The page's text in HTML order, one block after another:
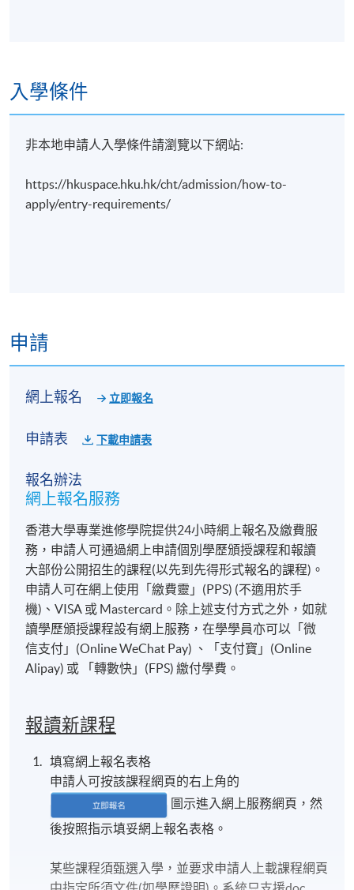
入學條件
非本地申請人入學條件請瀏覽以下網站:
https://hkuspace.hku.hk/cht/admission/how-to-
apply/entry-requirements/
申請
網上報名 立即報名
申請表 下載申請表
報名辦法
網上報名服務
香港大學專業進修學院提供24小時網上報名及繳費服
務，申請人可通過網上申請個別學歷頒授課程和報讀
大部份公開招生的課程(以先到先得形式報名的課程)。
申請人可在網上使用「繳費靈」(PPS) (不適用於手
機)、VISA 或 Mastercard。除上述支付方式之外，如就
讀學歷頒授課程設有網上服務，在學學員亦可以「微
信支付」(Online WeChat Pay) 、「支付寶」(Online
Alipay) 或 「轉數快」(FPS) 繳付學費。
報讀新課程
填寫網上報名表格
申請人可按該課程網頁的右上角的
圖示進入網上服務網頁，然
後按照指示填妥網上報名表格。
某些課程須甄選入學，並要求申請人上載課程網頁